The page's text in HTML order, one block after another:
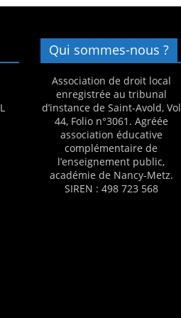
Qui sommes-nous ?
Association de droit local
enregistrée au tribunal
d’instance de Saint-Avold, Vol
44, Folio n°3061. Agréée
association éducative
complémentaire de
l’enseignement public,
académie de Nancy-Metz.
SIREN : 498 723 568